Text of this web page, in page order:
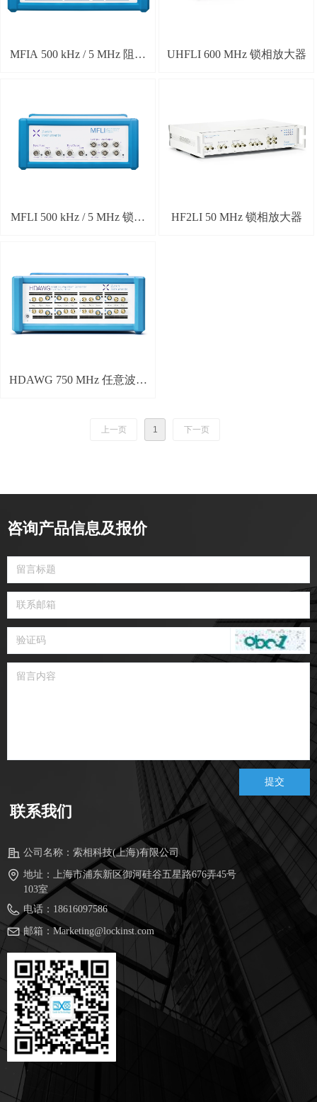
MFIA 500 kHz / 5 MHz 阻抗
UHFLI 600 MHz 锁相放大器
MFLI 500 kHz / 5 MHz 锁相
HF2LI 50 MHz 锁相放大器
HDAWG 750 MHz 任意波形
上一页 1 下一页
公司名称： 索相科技(上海)有限公司
地址： 上海市浦东新区御河硅谷五星路676弄45号
103室
电话： 18616097586
邮箱：Marketing@lockinst.com
联系我们
咨询产品信息及报价
提交